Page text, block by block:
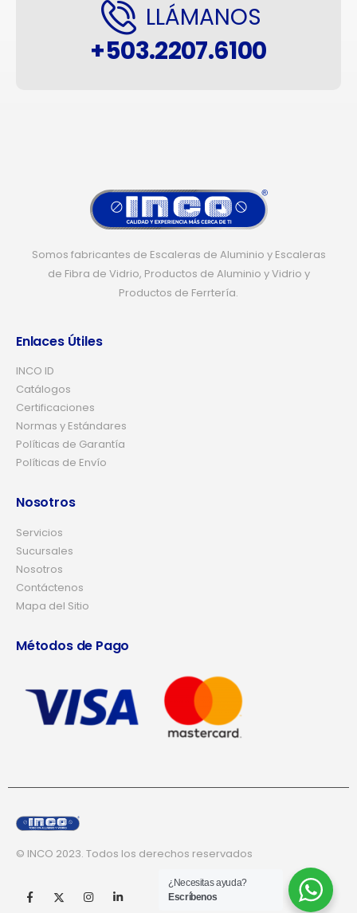
LLÁMANOS
+503.2207.6100
Somos fabricantes de Escaleras de Aluminio y Escaleras
de Fibra de Vidrio, Productos de Aluminio y Vidrio y
Productos de Ferrtería.
Enlaces Útiles
INCO ID
Catálogos
Certificaciones
Normas y Estándares
Políticas de Garantía
Políticas de Envío
Nosotros
Servicios
Sucursales
Nosotros
Contáctenos
Mapa del Sitio
Métodos de Pago
© INCO 2023. Todos los derechos reservados
¿Necesitas ayuda?
Escríbenos